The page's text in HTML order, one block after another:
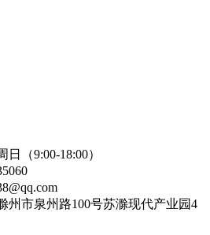
（9:00-18:00）
州市泉州路100号苏滁现代产业园4